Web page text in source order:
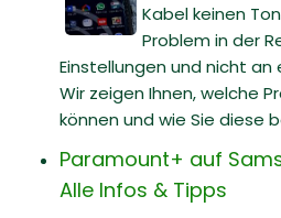
Kabel keinen
Problem in der
Einstellungen und nicht
Wir zeigen Ihnen, welche
können und wie Sie diese
Paramount+ auf
Alle Infos & Tipps